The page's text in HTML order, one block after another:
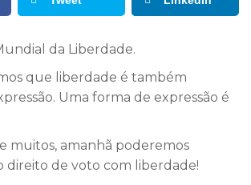
da Liberdade.
que liberdade é também
Uma forma de expressão é
muitos, amanhã poderemos
direito de voto com liberdade!